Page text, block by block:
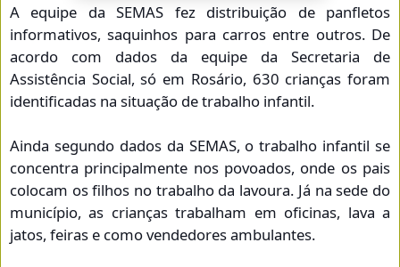
A equipe da SEMAS fez distribuição de panfletos
informativos, saquinhos para carros entre outros. De
acordo com dados da equipe da Secretaria de
Assistência Social, só em Rosário, 630 crianças foram
identificadas na situação de trabalho infantil.
Ainda segundo dados da SEMAS, o trabalho infantil se
concentra principalmente nos povoados, onde os pais
colocam os filhos no trabalho da lavoura. Já na sede do
município, as crianças trabalham em oficinas, lava a
jatos, feiras e como vendedores ambulantes.